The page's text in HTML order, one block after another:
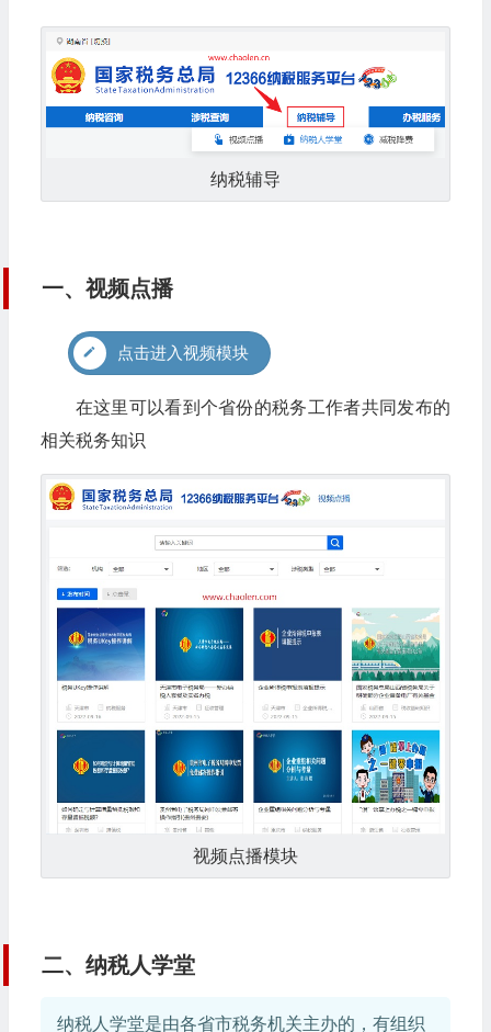
纳税辅导
一、视频点播
点击进入视频模块
在这里可以看到个省份的税务工作者共同发布的
相关税务知识
视频点播模块
二、纳税人学堂
纳税人学堂是由各省市税务机关主办的，有组织